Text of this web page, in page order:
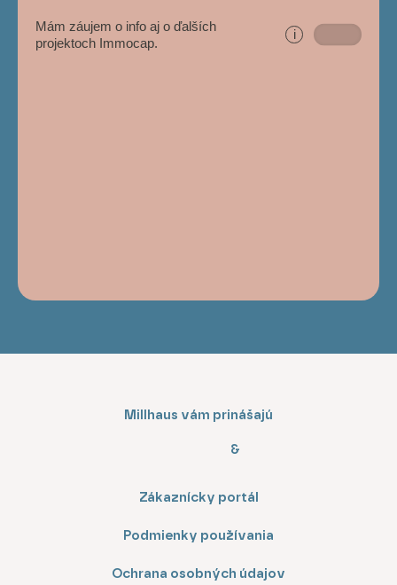
Mám záujem o info aj o ďalších
projektoch Immocap.
i
Millhaus vám prinášajú
&
Zákaznícky portál
Podmienky používania
Ochrana osobných údajov